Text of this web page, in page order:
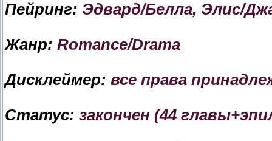
Пейринг: Эдвард/Белла, Элис/
Жанр: Romance/Drama
Дисклеймер: все права
Статус: закончен (44